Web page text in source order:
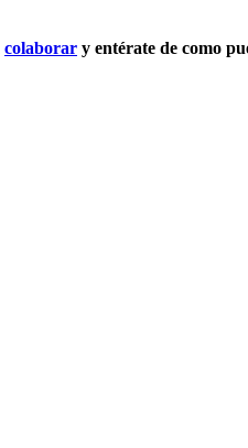
colaborar y entérate de como